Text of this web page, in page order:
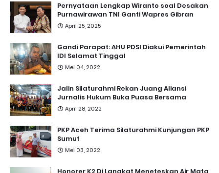
Pernyataan Lengkap Wiranto soal Desakan
Purnawirawan TNI Ganti Wapres Gibran
April 25, 2025
Gandi Parapat: AHU PDSI Diakui Pemerintah
IDI Selamat Tinggal
Mei 04, 2022
Jalin Silaturahmi Rekan Juang Aliansi
Jurnalis Hukum Buka Puasa Bersama
April 28, 2022
PKP Aceh Terima Silaturahmi Kunjungan PKP
Sumut
Mei 03, 2022
Honorer K2 Di Langkat Meneteskan Air Mata